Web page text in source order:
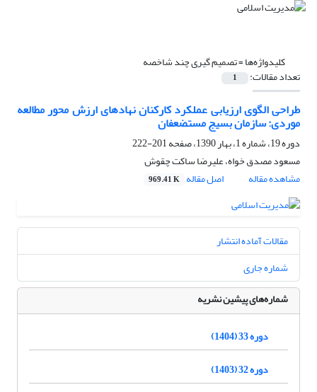
کلیدواژه‌ها =تصمیم گیری چند شاخصه
تعداد مقالات: 1
طراحی الگوی ارزیابی عملکرد کارکنان نهادهای ارزش محور مطالعه
موردی: سازمان بسیج مستضعفان
دوره 19، شماره 1، بهار 1390، صفحه
201-222
مسعود مصدق خواه، علیرضا ساکت چقوش
مشاهده مقاله
اصل مقاله 969.41 K
مقالات آماده انتشار
شماره جاری
شماره‌های پیشین نشریه
دوره 33 (1404)
دوره 32 (1403)